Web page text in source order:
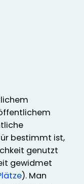
bestimmt ist,
genutzt
gewidmet
). Man